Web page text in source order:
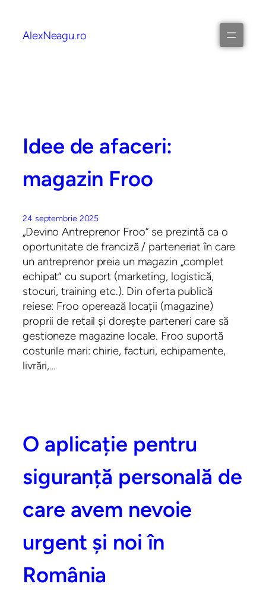
AlexNeagu.ro
Idee de afaceri:
magazin Froo
24 septembrie 2025
„Devino Antreprenor Froo” se prezintă ca o
oportunitate de franciză / parteneriat în care
un antreprenor preia un magazin „complet
echipat” cu suport (marketing, logistică,
stocuri, training etc.). Din oferta publică
reiese: Froo operează locații (magazine)
proprii de retail și dorește parteneri care să
gestioneze magazine locale. Froo suportă
costurile mari: chirie, facturi, echipamente,
livrări,…
O aplicație pentru
siguranță personală de
care avem nevoie
urgent și noi în
România